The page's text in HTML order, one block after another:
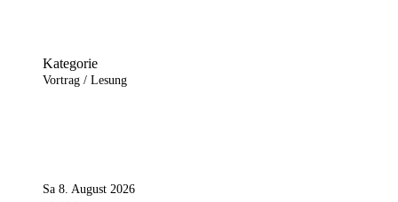
Kategorie
Vortrag / Lesung
Sa 8. August 2026